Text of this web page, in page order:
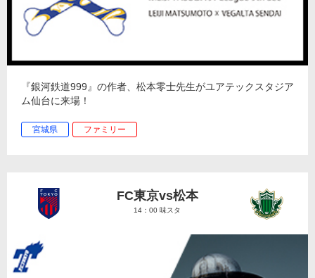
『銀河鉄道999』の作者、松本零士先生がユアテックスタジア
ム仙台に来場！
宮城県 ファミリー
FC東京vs松本
14：00 味スタ